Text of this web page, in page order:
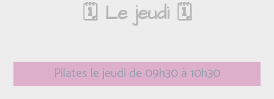
🗓️ Le jeudi 🗓️
Pilates le jeudi de 09h30 à 10h30